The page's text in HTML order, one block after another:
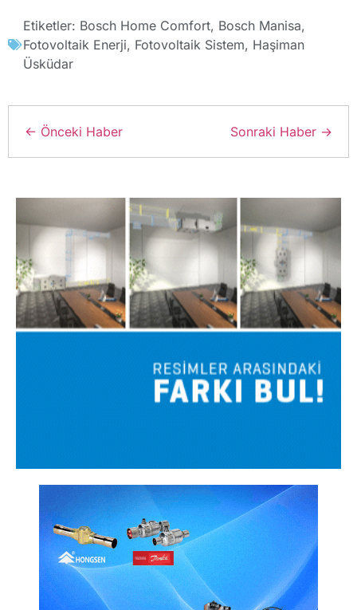
Etiketler: Bosch Home Comfort, Bosch Manisa,
Fotovoltaik Enerji, Fotovoltaik Sistem, Haşiman
Üsküdar
← Önceki Haber Sonraki Haber →